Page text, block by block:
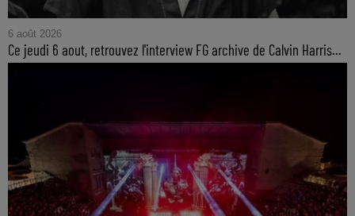
6 août 2026
Ce jeudi 6 aout, retrouvez l'interview FG archive de Calvin Harris...